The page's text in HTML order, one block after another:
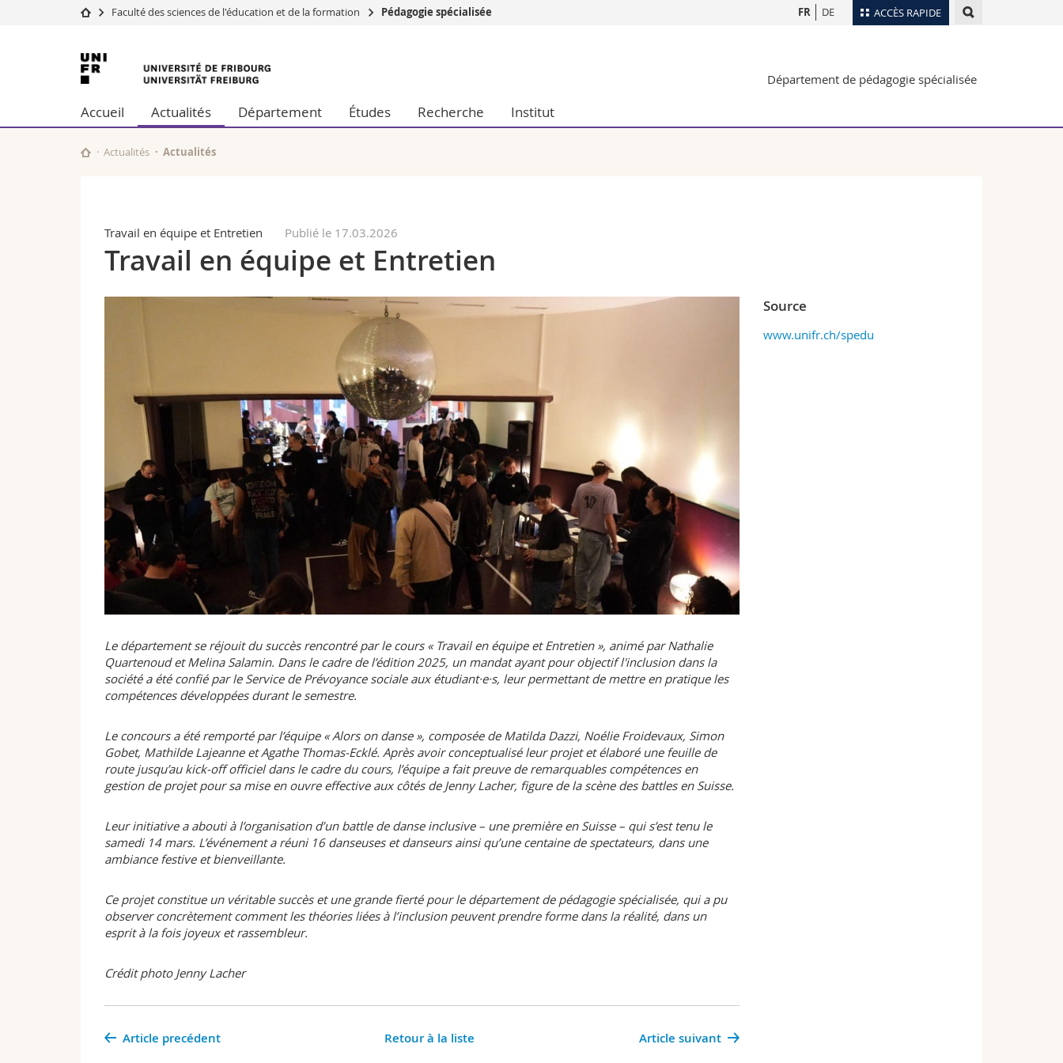
ACCÈS RAPIDE
Université
Recherche
Université
Formation continue
Sciences économiques et sociales et management
Lettres et sciences humaines
Chercheurs
Plan d'accès
Webmail
FR DE
Faculté des sciences de l'éducation et de la formation Pédagogie spécialisée
Université
de
Fribourg
Département de pédagogie spécialisée
Accueil Actualités Département Études Recherche Institut
Actualités Actualités
Travail en équipe et Entretien Publié le 17.03.2026
Travail en équipe et Entretien
Le département se réjouit du succès rencontré par le cours « Travail en équipe et Entretien », animé par Nathalie
Quartenoud et Melina Salamin. Dans le cadre de l’édition 2025, un mandat ayant pour objectif l'inclusion dans la
société a été confié par le Service de Prévoyance sociale aux étudiant·e·s, leur permettant de mettre en pratique les
compétences développées durant le semestre.
Le concours a été remporté par l’équipe « Alors on danse », composée de Matilda Dazzi, Noélie Froidevaux, Simon
Gobet, Mathilde Lajeanne et Agathe Thomas-Ecklé. Après avoir conceptualisé leur projet et élaboré une feuille de
route jusqu’au kick-off officiel dans le cadre du cours, l’équipe a fait preuve de remarquables compétences en
gestion de projet pour sa mise en ouvre effective aux côtés de Jenny Lacher, figure de la scène des battles en Suisse.
Leur initiative a abouti à l’organisation d’un battle de danse inclusive – une première en Suisse – qui s’est tenu le
samedi 14 mars. L’événement a réuni 16 danseuses et danseurs ainsi qu’une centaine de spectateurs, dans une
ambiance festive et bienveillante.
Ce projet constitue un véritable succès et une grande fierté pour le département de pédagogie spécialisée, qui a pu
observer concrètement comment les théories liées à l’inclusion peuvent prendre forme dans la réalité, dans un
esprit à la fois joyeux et rassembleur.
Crédit photo Jenny Lacher
Article suivant
Article precédent Retour à la liste
Source
www.unifr.ch/spedu